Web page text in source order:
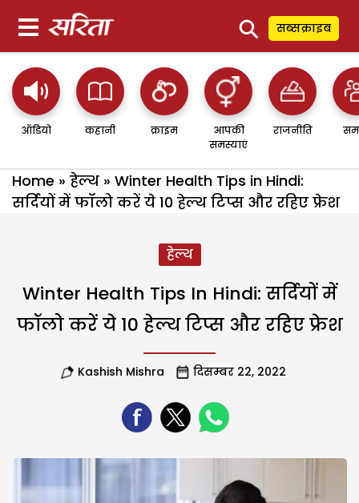
⚲ सब्सक्राइब
ऑडियो कहानी क्राइम
आपकी
समस्याएं
राजनीति
Home » हेल्थ » Winter Health Tips in Hindi:
सर्दियों में फॉलो करें ये 10 हेल्थ टिप्स और रहिए फ्रेश
हेल्थ
Winter Health Tips In Hindi: सर्दियों में
फॉलो करें ये 10 हेल्थ टिप्स और रहिए फ्रेश
Kashish Mishra दिसम्बर 22, 2022